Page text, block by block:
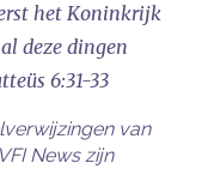
het Koninkrijk
deze dingen
6:31-33
van
News zijn